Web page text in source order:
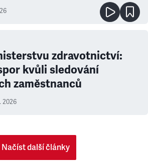
zdravotnictví:
kvůli sledování
zaměstnanců
2026
Načíst další články